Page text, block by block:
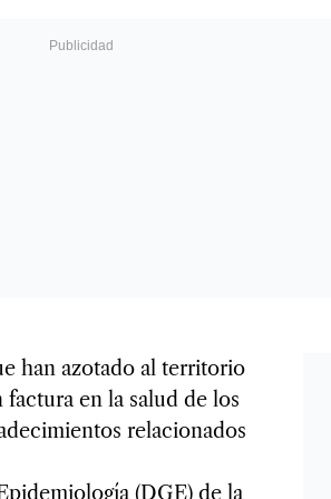
han azotado al territorio
en la salud de los
relacionados
(DGE) de la